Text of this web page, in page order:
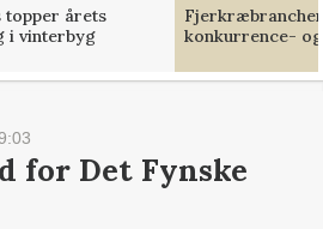
topper årets
i vinterbyg
konkurrence-
for Det Fynske